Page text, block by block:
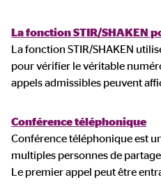
La fonction STIR/SHAKEN
La fonction STIR/SHAKEN
pour vérifier le véritable
appels admissibles peuvent
Conférence téléphonique
Conférence téléphonique est
multiples personnes de
Le premier appel peut être